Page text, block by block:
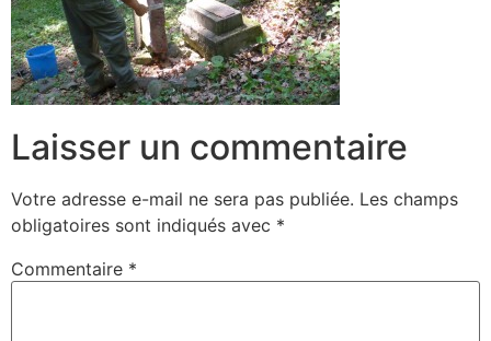
Laisser un commentaire
Votre adresse e-mail ne sera pas publiée. Les champs
obligatoires sont indiqués avec *
Commentaire *